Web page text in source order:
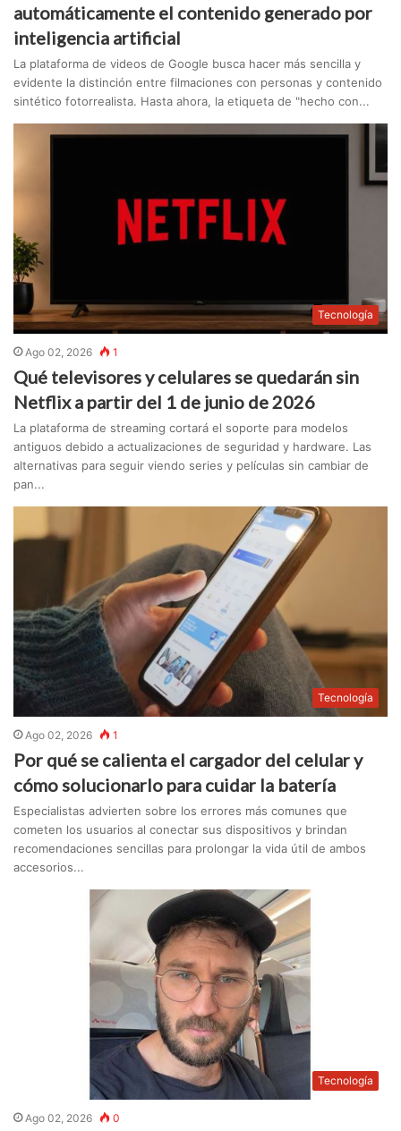
automáticamente el contenido generado por
inteligencia artificial
La plataforma de videos de Google busca hacer más sencilla y
evidente la distinción entre filmaciones con personas y contenido
sintético fotorrealista. Hasta ahora, la etiqueta de "hecho con...
Tecnología
Ago 02, 2026 1
Qué televisores y celulares se quedarán sin
Netflix a partir del 1 de junio de 2026
La plataforma de streaming cortará el soporte para modelos
antiguos debido a actualizaciones de seguridad y hardware. Las
alternativas para seguir viendo series y películas sin cambiar de
pan...
Tecnología
Ago 02, 2026 1
Por qué se calienta el cargador del celular y
cómo solucionarlo para cuidar la batería
Especialistas advierten sobre los errores más comunes que
cometen los usuarios al conectar sus dispositivos y brindan
recomendaciones sencillas para prolongar la vida útil de ambos
accesorios...
Tecnología
Ago 02, 2026 0